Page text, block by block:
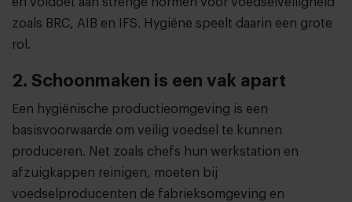
zoals BRC, AIB en IFS. Hygiëne speelt daarin een grote
rol.
2. Schoonmaken is een vak apart
Een hygiënische productieomgeving is een
basisvoorwaarde om veilig voedsel te kunnen
produceren. Net zoals chefs hun werkstation en
afzuigkappen reinigen, moeten bij
voedselproducenten de fabrieksomgeving en